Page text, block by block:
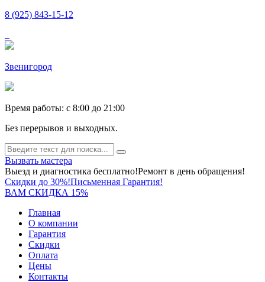
8 (925) 843-15-12
Звенигород
Время работы: c 8:00 до 21:00
Без перерывов и выходных.
Вызвать мастера
Выезд и диагностика бесплатно!Ремонт в день обращения!
Скидки до 30%!Письменная Гарантия!
ВАМ СКИДКА 15%
Главная
О компании
Гарантия
Скидки
Оплата
Цены
Контакты